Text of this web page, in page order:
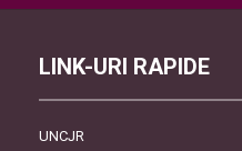
field
LINK-URI RAPIDE
UNCJR